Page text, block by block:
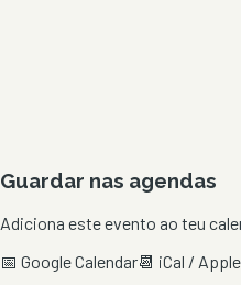
Guardar nas agendas
Adiciona este evento ao teu
📅 Google Calendar📆 iCal /